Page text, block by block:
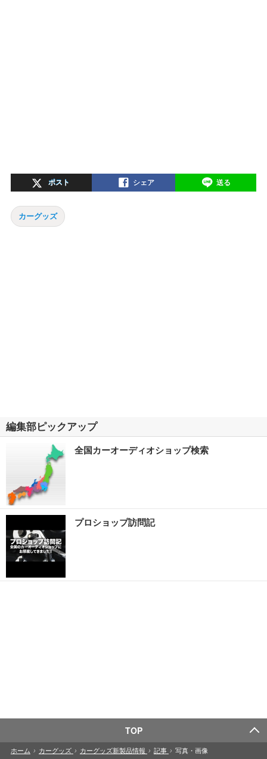
ポスト シェア 送る
カーグッズ
編集部ピックアップ
全国カーオーディオショップ検索
プロショップ訪問記
TOP
ホーム › カーグッズ › カーグッズ新製品情報 › 記事 › 写真・画像